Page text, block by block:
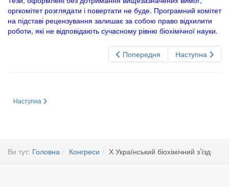
оргкомітет розглядати і повертати не буде. Програмний комітет
на підставі рецензування залишає за собою право відхилити
роботи, які не відповідають сучасному рівню біохімічної науки.
Попередня Наступна
Наступна стаття: Х Український біохімічний з’їзд Вересень 13-17, 2010,
Наступна
Ви тут: Головна Конгреси Х Український біохімічний з’їзд